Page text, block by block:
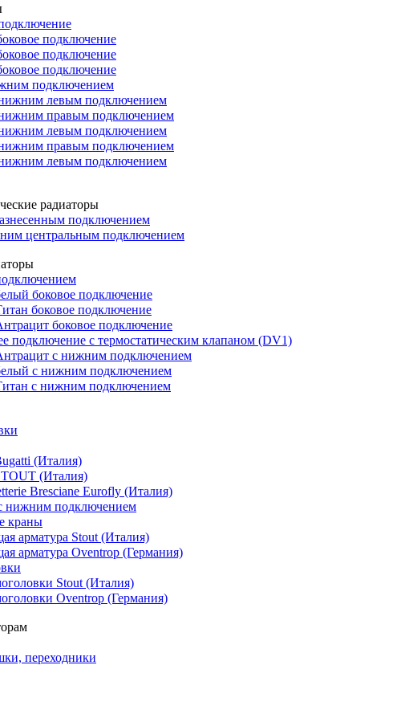
подключение
подключение
подключение
подключением
левым подключением
правым подключением
левым подключением
правым подключением
левым подключением
радиаторы
подключением
центральным подключением
боковое подключение
боковое подключение
боковое подключение
подключение с термостатическим клапаном (DV1)
с нижним подключением
с нижним подключением
с нижним подключением
(Италия)
(Италия)
Bresciane Eurofly (Италия)
нижним подключением
краны
арматура Stout (Италия)
арматура Oventrop (Германия)
Stout (Италия)
Oventrop (Германия)
переходники